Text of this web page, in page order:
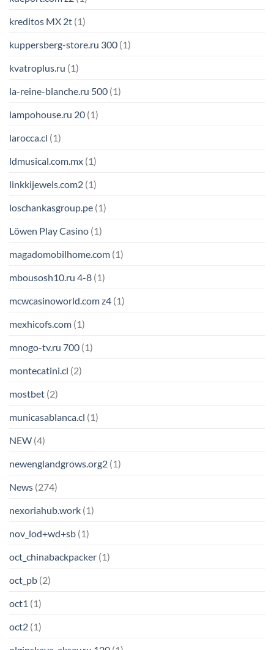
kreditos MX 2t (1)
kuppersberg-store.ru 300 (1)
kvatroplus.ru (1)
la-reine-blanche.ru 500 (1)
lampohouse.ru 20 (1)
larocca.cl (1)
ldmusical.com.mx (1)
linkkijewels.com2 (1)
loschankasgroup.pe (1)
Löwen Play Casino (1)
magadomobilhome.com (1)
mbousosh10.ru 4-8 (1)
mcwcasinoworld.com z4 (1)
mexhicofs.com (1)
mnogo-tv.ru 700 (1)
montecatini.cl (2)
mostbet (2)
municasablanca.cl (1)
NEW (4)
newenglandgrows.org2 (1)
News (274)
nexoriahub.work (1)
nov_lod+wd+sb (1)
oct_chinabackpacker (1)
oct_pb (2)
oct1 (1)
oct2 (1)